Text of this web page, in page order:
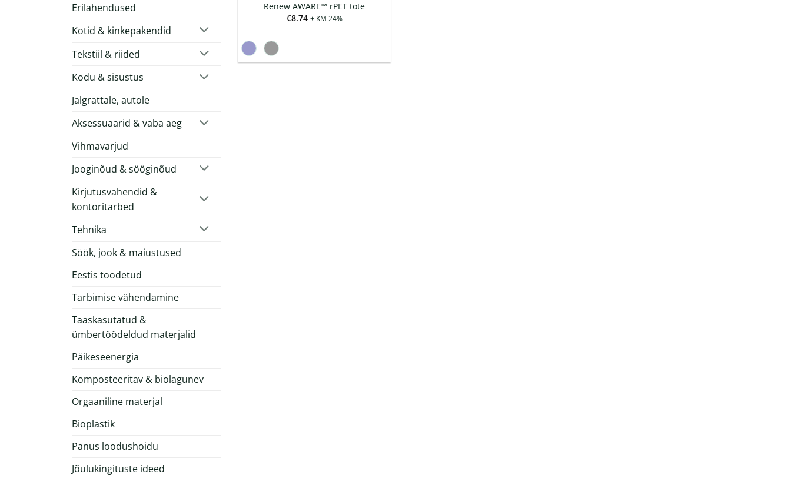
Erilahendused
Kotid & kinkepakendid
Tekstiil & riided
Kodu & sisustus
Jalgrattale, autole
Aksessuaarid & vaba aeg
Vihmavarjud
Jooginõud & sööginõud
Kirjutusvahendid &
kontoritarbed
Tehnika
Söök, jook & maiustused
Eestis toodetud
Tarbimise vähendamine
Taaskasutatud &
ümbertöödeldud materjalid
Päikeseenergia
Komposteeritav & biolagunev
Orgaaniline materjal
Bioplastik
Panus loodushoidu
Jõulukingituste ideed
Renew AWARE™ rPET tote
€8.74 + KM 24%